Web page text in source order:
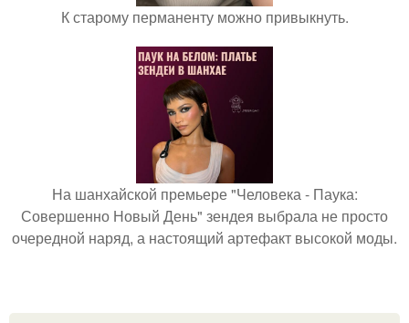
К старому перманенту можно привыкнуть.
На шанхайской премьере "Человека - Паука:
Совершенно Новый День" зендея выбрала не просто
очередной наряд, а настоящий артефакт высокой моды.